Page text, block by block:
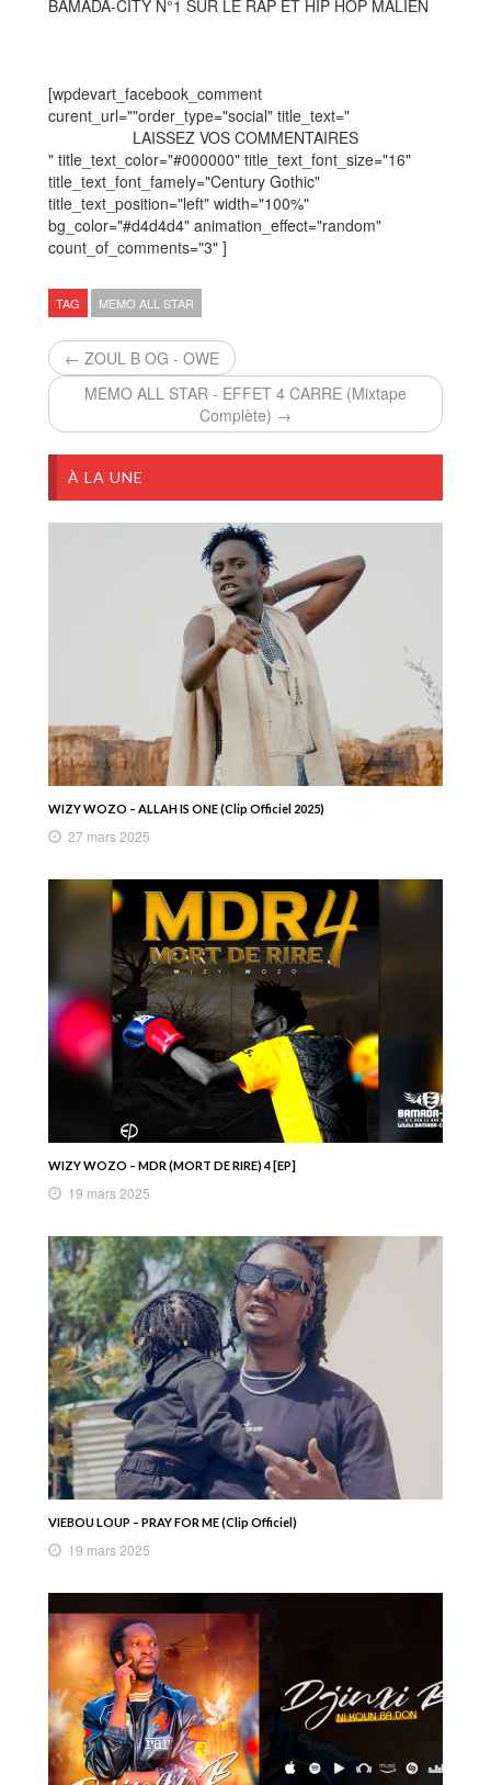
BAMADA-CITY N°1 SUR LE RAP ET HIP HOP MALIEN
[wpdevart_facebook_comment
curent_url=""order_type="social" title_text="
LAISSEZ VOS COMMENTAIRES
" title_text_color="#000000" title_text_font_size="16"
title_text_font_famely="Century Gothic"
title_text_position="left" width="100%"
bg_color="#d4d4d4" animation_effect="random"
count_of_comments="3" ]
TAG MEMO ALL STAR
← ZOUL B OG - OWE
MEMO ALL STAR - EFFET 4 CARRE (Mixtape
Complète) →
À LA UNE
WIZY WOZO – ALLAH IS ONE (Clip Officiel 2025)
27 mars 2025
WIZY WOZO – MDR (MORT DE RIRE) 4 [EP]
19 mars 2025
VIEBOU LOUP – PRAY FOR ME (Clip Officiel)
19 mars 2025